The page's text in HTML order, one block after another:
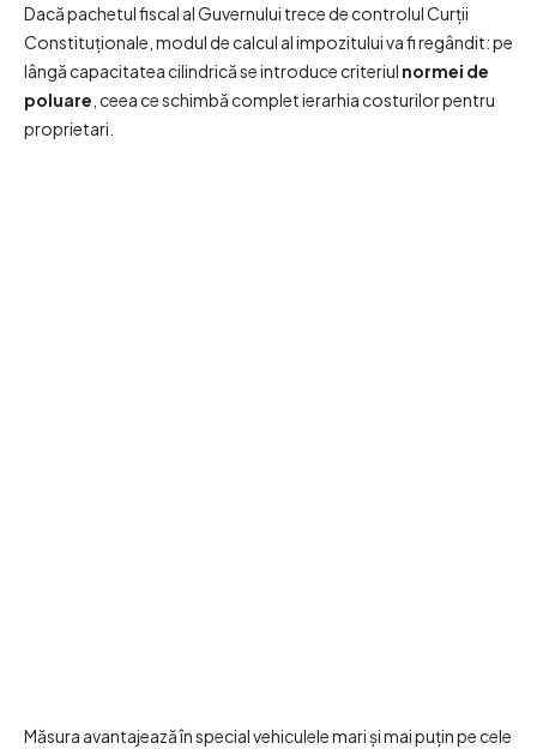
Dacă pachetul fiscal al Guvernului trece de controlul Curții
Constituționale, modul de calcul al impozitului va fi regândit: pe
lângă capacitatea cilindrică se introduce criteriul normei de
poluare , ceea ce schimbă complet ierarhia costurilor pentru
proprietari.
Măsura avantajează în special vehiculele mari și mai puțin pe cele